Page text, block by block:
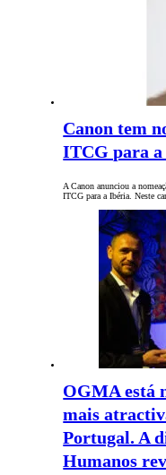
Canon tem
ITCG para
A Canon anunciou a
ITCG para a Ibéria. Neste
OGMA está
mais
Portugal. A
Humanos